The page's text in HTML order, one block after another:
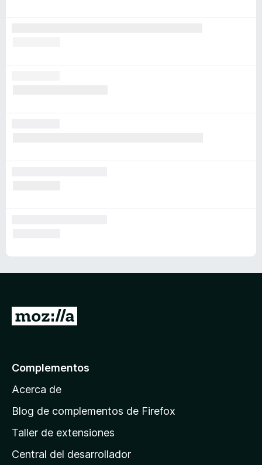
p
á
n
Complementos
Acerca de
Blog de complementos de Firefox
Taller de extensiones
Central del desarrollador